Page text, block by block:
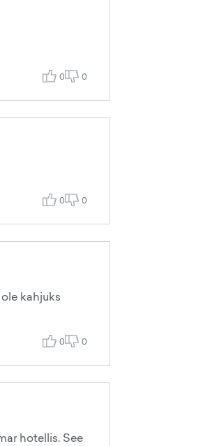
0 0
0 0
kahjuks
0 0
hotellis. See